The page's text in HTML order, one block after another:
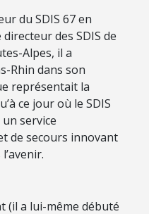
du SDIS 67 en
des SDIS de
Alpes, il a
Rhin dans son
représentait la
ce jour où le SDIS
service
de secours innovant
(il a lui-même débuté